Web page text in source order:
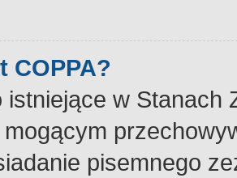
COPPA?
w Stanach
pisemnego